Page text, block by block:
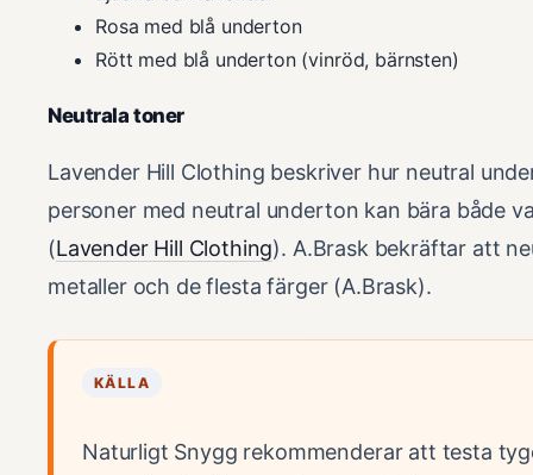
Rosa med blå underton
Rött med blå underton (vinröd, bärnsten)
Neutrala toner
Lavender Hill Clothing beskriver hur neutral
personer med neutral underton kan bära både
(Lavender Hill Clothing). A.Brask bekräftar att
metaller och de flesta färger (A.Brask).
KÄLLA
Naturligt Snygg rekommenderar att testa